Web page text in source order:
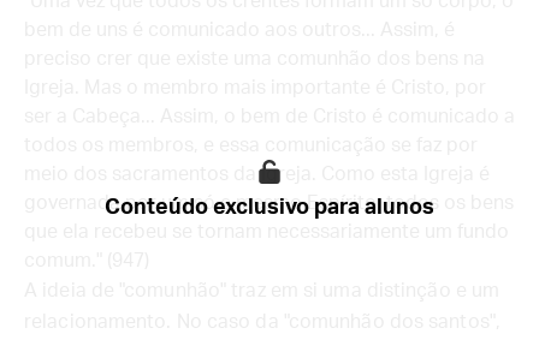
meio dos sacramentos da Igreja. Como esta Igreja é
governada por um só e mesmo Espírito, todos os bens
Conteúdo exclusivo para alunos